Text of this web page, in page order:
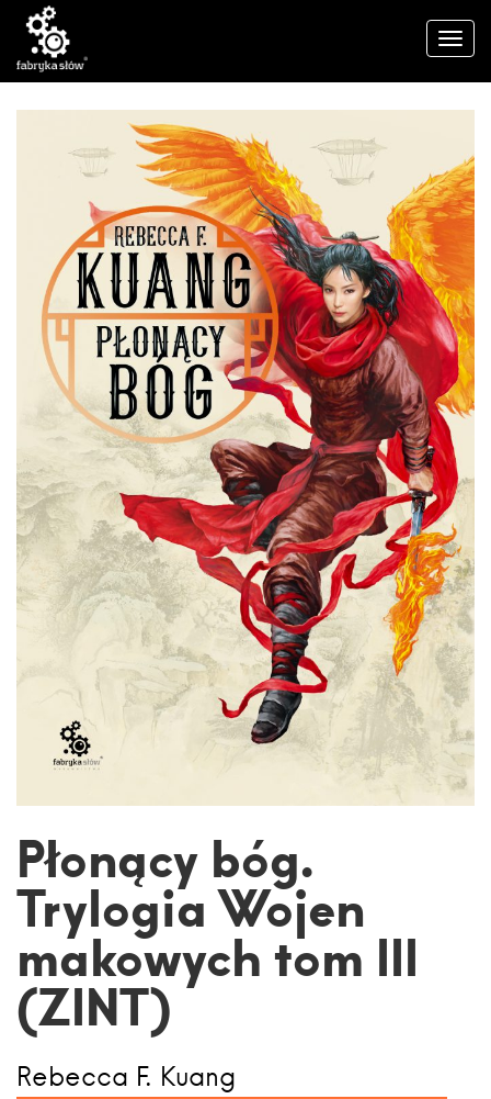
Płonący bóg.
Trylogia Wojen
makowych tom III
(ZINT)
Rebecca F. Kuang